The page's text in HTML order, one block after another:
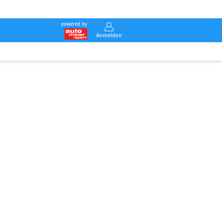
powered by
Anmelden